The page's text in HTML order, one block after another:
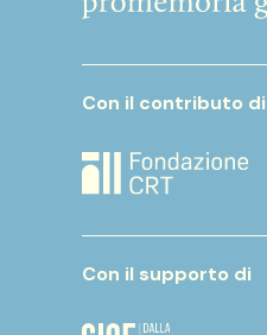
Con il contributo di
Con il supporto di